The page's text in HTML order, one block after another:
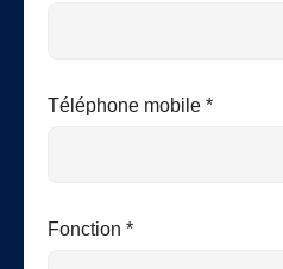
Téléphone mobile *
Fonction *